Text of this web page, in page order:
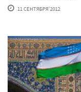
11 СЕНТЯБРЯ'2012